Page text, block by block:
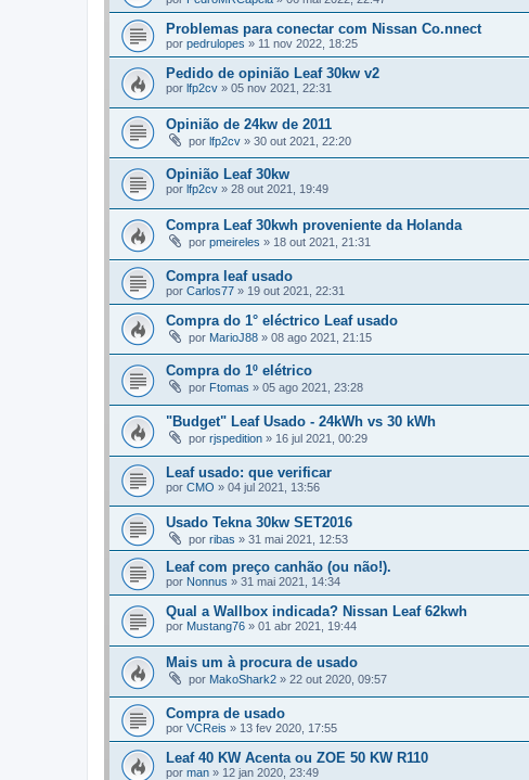
Problemas para conectar com Nissan Co.nnect
por pedrulopes » 11 nov 2022, 18:25
Pedido de opinião Leaf 30kw v2
por lfp2cv » 05 nov 2021, 22:31
Opinião de 24kw de 2011
por lfp2cv » 30 out 2021, 22:20
Opinião Leaf 30kw
por lfp2cv » 28 out 2021, 19:49
Compra Leaf 30kwh proveniente da Holanda
por pmeireles » 18 out 2021, 21:31
Compra leaf usado
por Carlos77 » 19 out 2021, 22:31
Compra do 1° eléctrico Leaf usado
por MarioJ88 » 08 ago 2021, 21:15
Compra do 1º elétrico
por Ftomas » 05 ago 2021, 23:28
"Budget" Leaf Usado - 24kWh vs 30 kWh
por rjspedition » 16 jul 2021, 00:29
Leaf usado: que verificar
por CMO » 04 jul 2021, 13:56
Usado Tekna 30kw SET2016
por ribas » 31 mai 2021, 12:53
Leaf com preço canhão (ou não!).
por Nonnus » 31 mai 2021, 14:34
Qual a Wallbox indicada? Nissan Leaf 62kwh
por Mustang76 » 01 abr 2021, 19:44
Mais um à procura de usado
por MakoShark2 » 22 out 2020, 09:57
Compra de usado
por VCReis » 13 fev 2020, 17:55
Leaf 40 KW Acenta ou ZOE 50 KW R110
por man » 12 jan 2020, 23:49